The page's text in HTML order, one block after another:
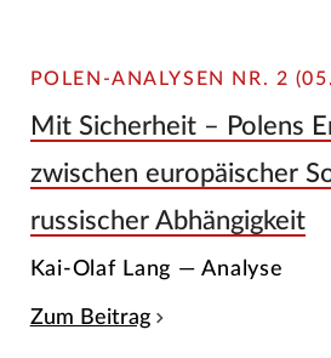
POLEN-ANALYSEN NR. 2
Mit Sicherheit – Polens
zwischen europäischer
russischer Abhängigkeit
Kai-Olaf Lang — Analyse
Zum Beitrag